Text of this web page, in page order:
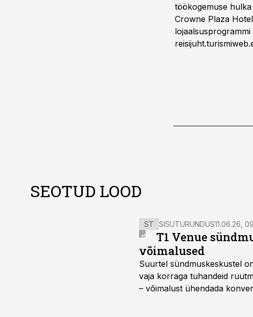
töökogemuse
Crowne Plaza
SEOTUD LOOD
ST SISUTURUNDUS11.06.26,
T1 Venue
võimalused
Suurtel sündmuskeskustel
vaja korraga tuhandeid
– võimalust ühendada